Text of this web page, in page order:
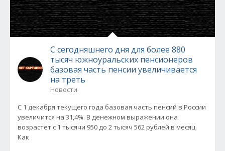
С сегодняшнего дня для более 880
тысяч южноуральских пенсионеров
базовая часть пенсии увеличивается
на треть
Новости
С 1 декабря текущего года базовая часть пенсий в России
увеличится на 31,4%. В денежном выражении она
возрастет с 1 тысячи 950 до 2 тысяч 562 рублей в месяц.
Как